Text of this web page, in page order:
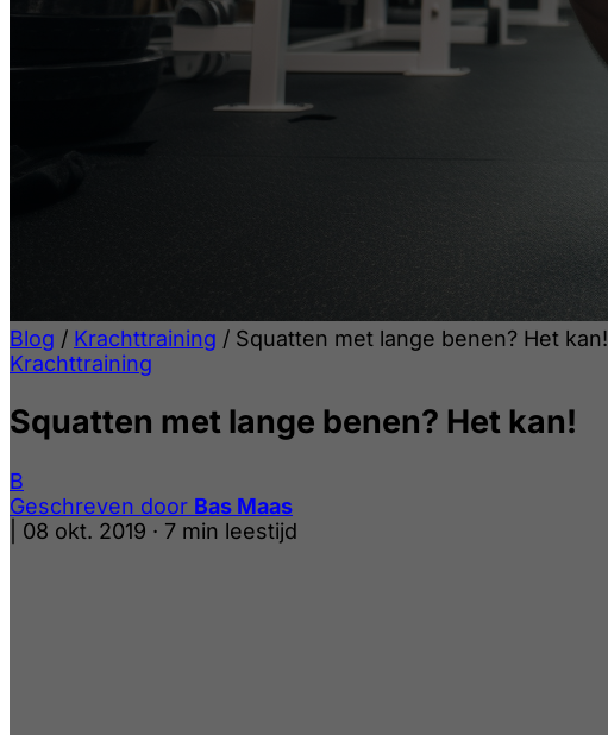
Blog / Krachttraining / Squatten met lange benen? Het kan!
Krachttraining
Squatten met lange benen? Het kan!
B
Geschreven door Bas Maas
08 okt. 2019 · 7 min leestijd